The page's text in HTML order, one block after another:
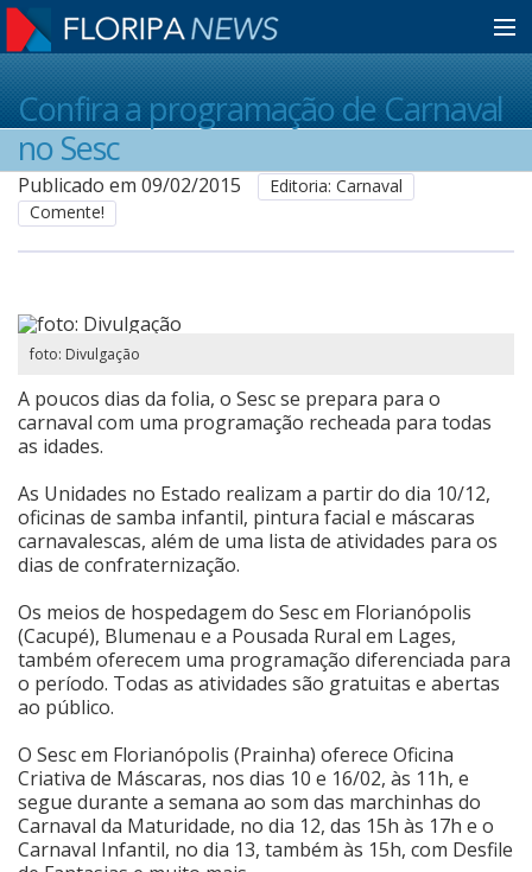
Home
Notícias
Colunistas
Classificados
Guia de Serviços
Anuncie
Cinema
Agenda Cultural
Fale Conosco
Confira a programação de Carnaval
no Sesc
Publicado em 09/02/2015
Editoria: Carnaval
Comente!
foto: Divulgação
A poucos dias da folia, o Sesc se prepara para o
carnaval com uma programação recheada para todas
as idades.
As Unidades no Estado realizam a partir do dia 10/12,
oficinas de samba infantil, pintura facial e máscaras
carnavalescas, além de uma lista de atividades para os
dias de confraternização.
Os meios de hospedagem do Sesc em Florianópolis
(Cacupé), Blumenau e a Pousada Rural em Lages,
também oferecem uma programação diferenciada para
o período. Todas as atividades são gratuitas e abertas
ao público.
O Sesc em Florianópolis (Prainha) oferece Oficina
Criativa de Máscaras, nos dias 10 e 16/02, às 11h, e
segue durante a semana ao som das marchinhas do
Carnaval da Maturidade, no dia 12, das 15h às 17h e o
Carnaval Infantil, no dia 13, também às 15h, com Desfile